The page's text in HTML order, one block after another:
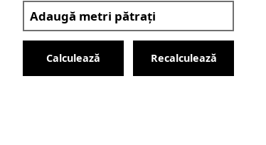
Calculează Recalculează